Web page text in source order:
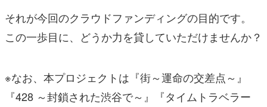
それが今回のクラウドファンディングの目的です。
この一歩目に、どうか力を貸していただけませんか？
※なお、本プロジェクトは『街～運命の交差点～』
『428 ～封鎖された渋谷で～』『タイムトラベラー